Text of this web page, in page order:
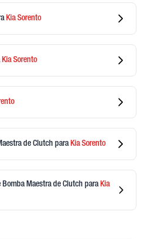
KiaSorento
KiaSorento
de Clutch para KiaSorento
Bomba Maestra de Clutch paraKia